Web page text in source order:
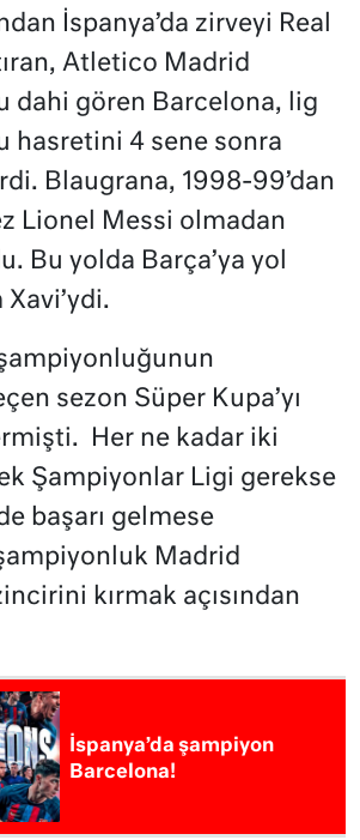
İspanya’da zirveyi Real
Atletico Madrid
dahi gören Barcelona, lig
hasretini 4 sene sonra
Blaugrana, 1998-99’dan
Lionel Messi olmadan
Bu yolda Barça’ya yol
sezon Süper Kupa’yı
Her ne kadar iki
Şampiyonlar Ligi gerekse
başarı gelmese
Madrid
kırmak açısından
İspanya’da şampiyon
Barcelona!